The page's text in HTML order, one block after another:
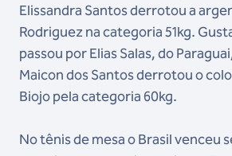
Elissandra Santos derrotou a
Rodriguez na categoria 51kg.
passou por Elias Salas, do
Maicon dos Santos derrotou o
Biojo pela categoria 60kg.
No tênis de mesa o Brasil venceu